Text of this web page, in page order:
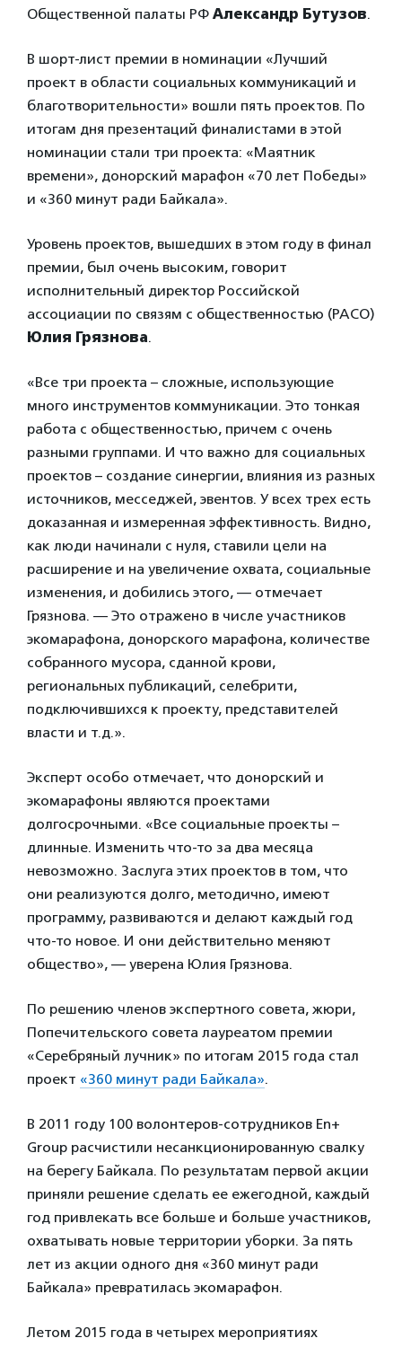
Общественной палаты РФ Александр Бутузов.
В шорт-лист премии в номинации «Лучший
проект в области социальных коммуникаций и
благотворительности» вошли пять проектов. По
итогам дня презентаций финалистами в этой
номинации стали три проекта: «Маятник
времени», донорский марафон «70 лет Победы»
и «360 минут ради Байкала».
Уровень проектов, вышедших в этом году в финал
премии, был очень высоким, говорит
исполнительный директор Российской
ассоциации по связям с общественностью (РАСО)
Юлия Грязнова.
«Все три проекта – сложные, использующие
много инструментов коммуникации. Это тонкая
работа с общественностью, причем с очень
разными группами. И что важно для социальных
проектов – создание синергии, влияния из разных
источников, месседжей, эвентов. У всех трех есть
доказанная и измеренная эффективность. Видно,
как люди начинали с нуля, ставили цели на
расширение и на увеличение охвата, социальные
изменения, и добились этого, — отмечает
Грязнова. — Это отражено в числе участников
экомарафона, донорского марафона, количестве
собранного мусора, сданной крови,
региональных публикаций, селебрити,
подключившихся к проекту, представителей
власти и т.д.».
Эксперт особо отмечает, что донорский и
экомарафоны являются проектами
долгосрочными. «Все социальные проекты –
длинные. Изменить что-то за два месяца
невозможно. Заслуга этих проектов в том, что
они реализуются долго, методично, имеют
программу, развиваются и делают каждый год
что-то новое. И они действительно меняют
общество», — уверена Юлия Грязнова.
По решению членов экспертного совета, жюри,
Попечительского совета лауреатом премии
«Серебряный лучник» по итогам 2015 года стал
проект «360 минут ради Байкала».
В 2011 году 100 волонтеров-сотрудников En+
Group расчистили несанкционированную свалку
на берегу Байкала. По результатам первой акции
приняли решение сделать ее ежегодной, каждый
год привлекать все больше и больше участников,
охватывать новые территории уборки. За пять
лет из акции одного дня «360 минут ради
Байкала» превратилась экомарафон.
Летом 2015 года в четырех мероприятиях